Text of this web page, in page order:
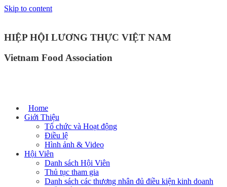
Skip to content
HIỆP HỘI LƯƠNG THỰC VIỆT NAM
Vietnam Food Association
Home
Giới Thiệu
Tổ chức và Hoạt động
Điều lệ
Hình ảnh & Video
Hội Viên
Danh sách Hội Viên
Thủ tục tham gia
Danh sách các thương nhân đủ điều kiện kinh doanh